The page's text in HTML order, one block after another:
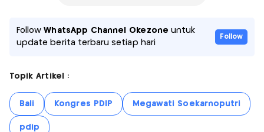
FollowWhatsApp Channel Okezone untuk
update berita terbaru setiap hari
Follow
Topik Artikel :
Bali Kongres PDIP Megawati Soekarnoputri
pdip